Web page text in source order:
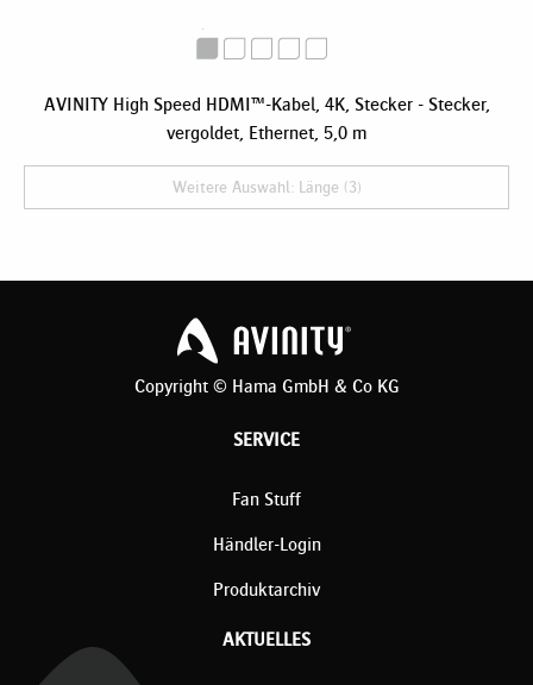
AVINITY High Speed HDMI™-Kabel, 4K, Stecker - Stecker,
vergoldet, Ethernet, 5,0 m
Weitere Auswahl: Länge (3)
Copyright © Hama GmbH & Co KG
SERVICE
Fan Stuff
Händler-Login
Produktarchiv
AKTUELLES